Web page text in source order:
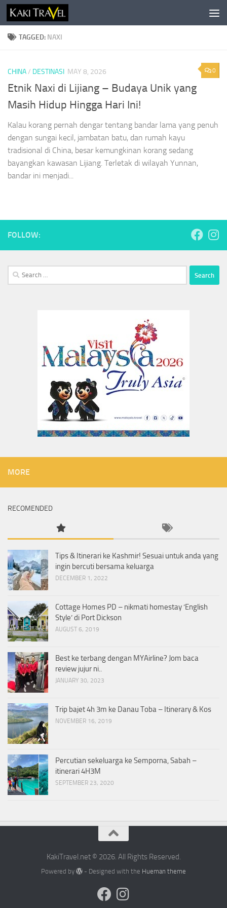
Skip to content
TAGGED: NAXI
0
CHINA/ DESTINASI MAY 8, 2026
Etnik Naxi di Lijiang – Budaya Unik yang
Masih Hidup Hingga Hari Ini!
Kalau korang pernah dengar tentang bandar lama yang penuh
dengan sungai kecil, jambatan batu, dan rumah kayu
tradisional di China, besar kemungkinan korang sedang
bayangkan kawasan Lijiang. Terletak di wilayah Yunnan,
bandar ini menjadi...
FOLLOW:
Search
for:
MORE
RECOMENDED
Tips & Itinerari ke Kashmir! Sesuai untuk anda yang
ingin bercuti bersama keluarga
DECEMBER 1, 2022
Cottage Homes PD – nikmati homestay ‘English
Style’ di Port Dickson
AUGUST 6, 2019
Best ke terbang dengan MYAirline? Jom baca
review jujur ni..
JANUARY 30, 2023
Trip bajet 4h 3m ke Danau Toba – Itinerary & Kos
NOVEMBER 16, 2019
Percutian sekeluarga ke Semporna, Sabah –
itinerari 4H3M
SEPTEMBER 23, 2020
KakiTravel.net © 2026. All Rights Reserved.
Powered by - Designed with the Hueman theme